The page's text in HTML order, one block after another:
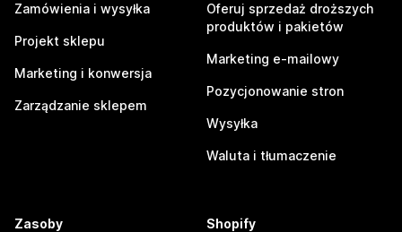
Zamówienia i wysyłka
Projekt sklepu
Marketing i konwersja
Zarządzanie sklepem
Oferuj sprzedaż droższych
produktów i pakietów
Marketing e-mailowy
Pozycjonowanie stron
Wysyłka
Waluta i tłumaczenie
Zasoby Shopify